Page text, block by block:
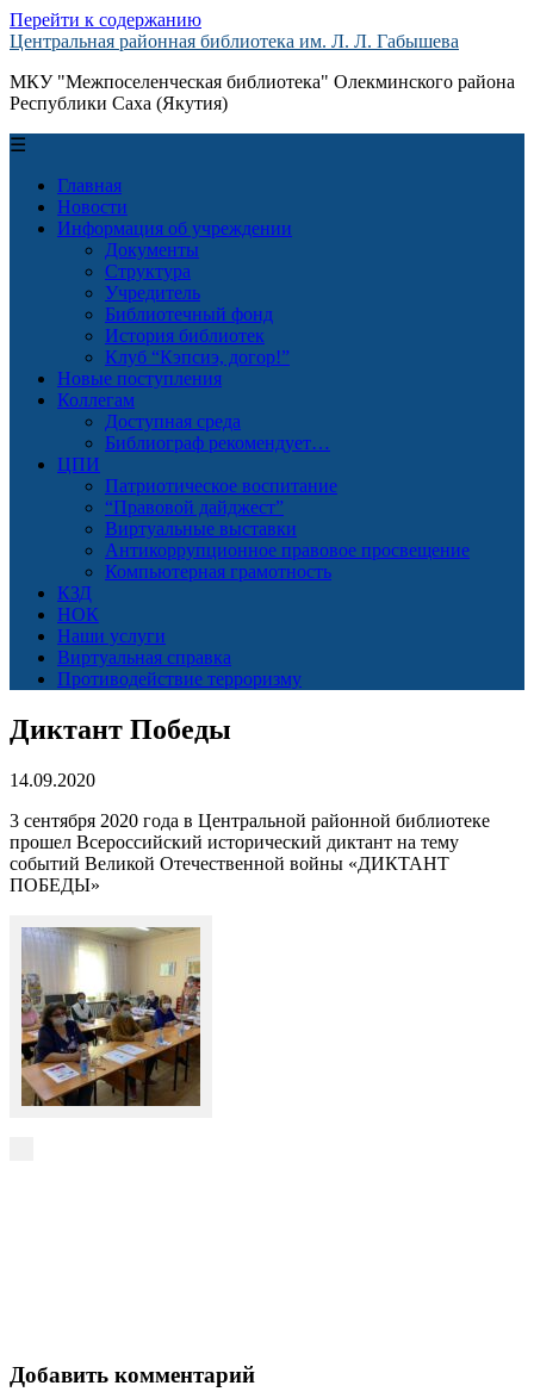
Перейти к содержанию
Центральная районная библиотека им. Л. Л. Габышева
МКУ "Межпоселенческая библиотека" Олекминского района
Республики Саха (Якутия)
☰
Главная
Новости
Информация об учреждении
Документы
Структура
Учредитель
Библиотечный фонд
История библиотек
Клуб “Кэпсиэ, догор!”
Новые поступления
Коллегам
Доступная среда
Библиограф рекомендует…
ЦПИ
Патриотическое воспитание
“Правовой дайджест”
Виртуальные выставки
Антикоррупционное правовое просвещение
Компьютерная грамотность
КЗД
НОК
Наши услуги
Виртуальная справка
Противодействие терроризму
Диктант Победы
14.09.2020
3 сентября 2020 года в Центральной районной библиотеке
прошел Всероссийский исторический диктант на тему
событий Великой Отечественной войны «ДИКТАНТ
ПОБЕДЫ»
Добавить комментарий